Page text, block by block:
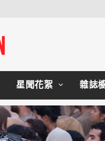
星聞花絮 雜誌